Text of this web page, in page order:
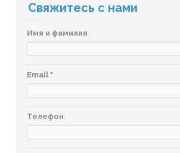
Свяжитесь с нами
Имя и фамилия
Email *
Телефон